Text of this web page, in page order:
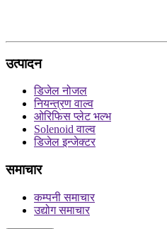
उत्पादन
डिजेल नोजल
नियन्त्रण वाल्व
ओरिफिस प्लेट भल्भ
Solenoid वाल्व
डिजेल इन्जेक्टर
समाचार
कम्पनी समाचार
उद्योग समाचार